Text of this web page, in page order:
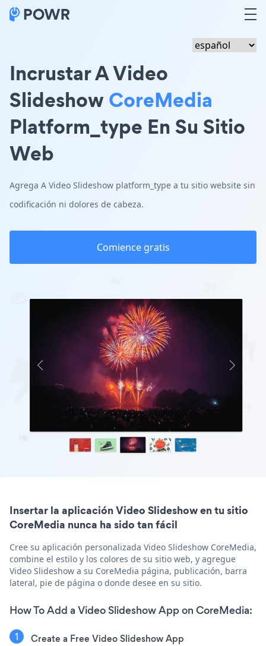
Incrustar A Video
SlideshowCoreMedia
Platform_type En Su Sitio
Web
Agrega A Video Slideshow platform_type a tu sitio website sin
codificación ni dolores de cabeza.
Comience gratis
Insertar la aplicación Video Slideshow en tu sitio
CoreMedia nunca ha sido tan fácil
Cree su aplicación personalizada Video Slideshow CoreMedia,
combine el estilo y los colores de su sitio web, y agregue
Video Slideshow a su CoreMedia página, publicación, barra
lateral, pie de página o donde desee en su sitio.
How To Add a Video Slideshow App on CoreMedia:
Create a Free Video Slideshow App